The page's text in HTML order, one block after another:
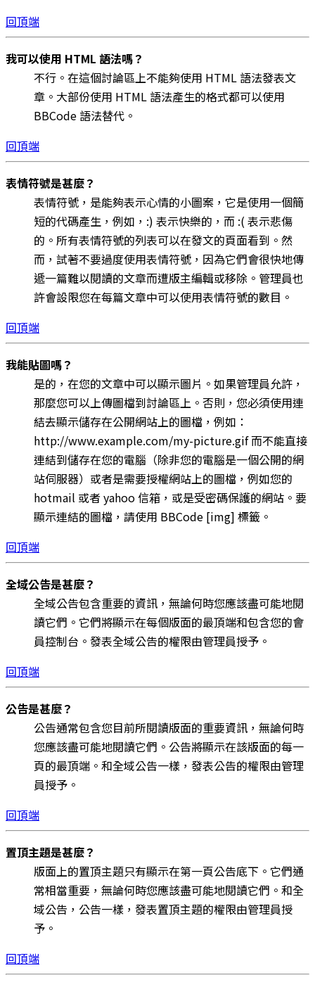
回頂端
我可以使用 HTML 語法嗎？
不行。在這個討論區上不能夠使用 HTML 語法發表文
章。大部份使用 HTML 語法產生的格式都可以使用
BBCode 語法替代。
回頂端
表情符號是甚麼？
表情符號，是能夠表示心情的小圖案，它是使用一個簡
短的代碼產生，例如，:) 表示快樂的，而 :( 表示悲傷
的。所有表情符號的列表可以在發文的頁面看到。然
而，試著不要過度使用表情符號，因為它們會很快地傳
遞一篇難以閱讀的文章而遭版主編輯或移除。管理員也
許會設限您在每篇文章中可以使用表情符號的數目。
回頂端
我能貼圖嗎？
是的，在您的文章中可以顯示圖片。如果管理員允許，
那麼您可以上傳圖檔到討論區上。否則，您必須使用連
結去顯示儲存在公開網站上的圖檔，例如：
http://www.example.com/my-picture.gif 而不能直接
連結到儲存在您的電腦（除非您的電腦是一個公開的網
站伺服器）或者是需要授權網站上的圖檔，例如您的
hotmail 或者 yahoo 信箱，或是受密碼保護的網站。要
顯示連結的圖檔，請使用 BBCode [img] 標籤。
回頂端
全域公告是甚麼？
全域公告包含重要的資訊，無論何時您應該盡可能地閱
讀它們。它們將顯示在每個版面的最頂端和包含您的會
員控制台。發表全域公告的權限由管理員授予。
回頂端
公告是甚麼？
公告通常包含您目前所閱讀版面的重要資訊，無論何時
您應該盡可能地閱讀它們。公告將顯示在該版面的每一
頁的最頂端。和全域公告一樣，發表公告的權限由管理
員授予。
回頂端
置頂主題是甚麼？
版面上的置頂主題只有顯示在第一頁公告底下。它們通
常相當重要，無論何時您應該盡可能地閱讀它們。和全
域公告，公告一樣，發表置頂主題的權限由管理員授
予。
回頂端